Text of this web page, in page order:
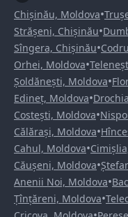
Chișinău, Moldova•
Strășeni, Chișinău•
Sîngera, Chișinău•
Orhei, Moldova•
Șoldănești, Moldova•
Edineț, Moldova•
Costești, Moldova•
Călărași, Moldova•
Cahul, Moldova•
Căușeni, Moldova•
Anenii Noi, Moldova•
Țînțăreni, Moldova•